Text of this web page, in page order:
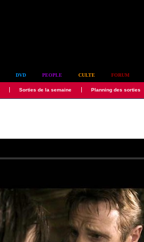
DVD PEOPLE CULTE FORUM
Sorties de la semaine Planning des sorties